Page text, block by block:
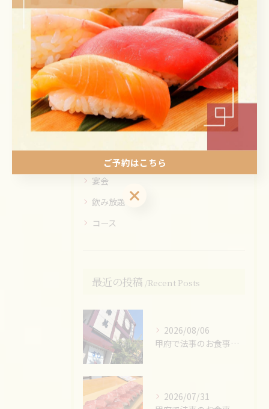
< 前のページ 一覧に戻る 次のページ >
カテゴリー Categories
全てのカテゴリー
ディナー
宴会
飲み放題
コース
最近の投稿 Recent Posts
2026/08/06
甲府で法事のお食事ならお任せください！
2026/07/31
ご予約はこちら
ご予約はこちら